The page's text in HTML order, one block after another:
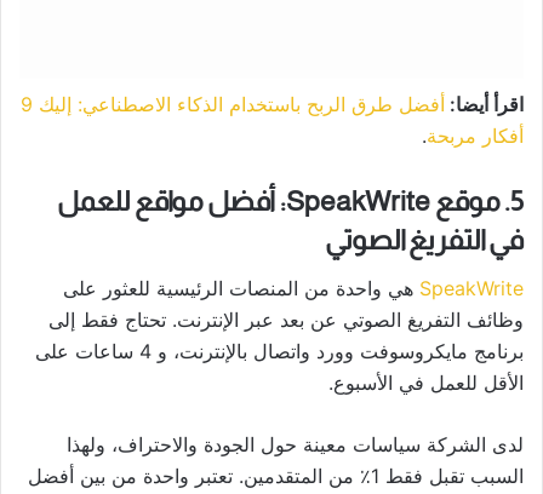
اقرأ أيضا:
أفضل طرق الربح باستخدام الذكاء الاصطناعي: إليك 9
أفكار مربحة.
5. موقع SpeakWrite: أفضل مواقع للعمل
في التفريغ الصوتي
SpeakWrite هي واحدة من المنصات الرئيسية للعثور على
وظائف التفريغ الصوتي عن بعد عبر الإنترنت. تحتاج فقط إلى
برنامج مايكروسوفت وورد واتصال بالإنترنت، و 4 ساعات على
الأقل للعمل في الأسبوع.
لدى الشركة سياسات معينة حول الجودة والاحتراف، ولهذا
السبب تقبل فقط 1٪ من المتقدمين. تعتبر واحدة من بين أفضل